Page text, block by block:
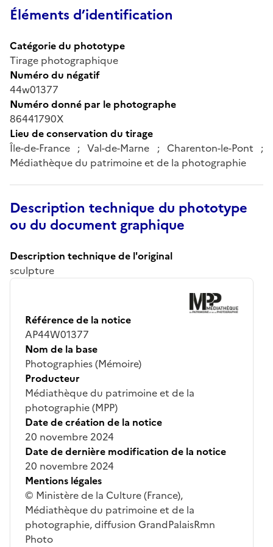
Éléments d’identification
Catégorie du phototype
Tirage photographique
Numéro du négatif
44w01377
Numéro donné par le photographe
86441790X
Lieu de conservation du tirage
Île-de-France ; Val-de-Marne ; Charenton-le-Pont ;
Médiathèque du patrimoine et de la photographie
Description technique du phototype
ou du document graphique
Description technique de l'original
sculpture
Référence de la notice
AP44W01377
Nom de la base
Photographies (Mémoire)
Producteur
Médiathèque du patrimoine et de la
photographie (MPP)
Date de création de la notice
20 novembre 2024
Date de dernière modification de la notice
20 novembre 2024
Mentions légales
© Ministère de la Culture (France),
Médiathèque du patrimoine et de la
photographie, diffusion GrandPalaisRmn
Photo